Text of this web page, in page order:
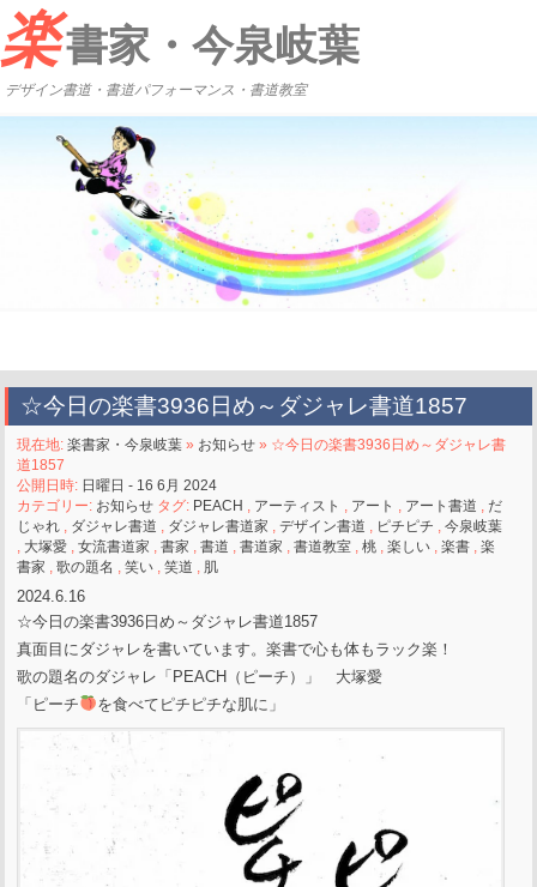
楽書家・今泉岐葉
デザイン書道・書道パフォーマンス・書道教室
☆今日の楽書3936日め～ダジャレ書道1857
現在地:楽書家・今泉岐葉 » お知らせ » ☆今日の楽書3936日め～ダジャレ書
道1857
公開日時: 日曜日 - 16 6月 2024
カテゴリー: お知らせ タグ: PEACH アーティスト アート アート書道
だ
じゃれ
ダジャレ書道 ダジャレ書道家 ,デザイン書道 ピチピチ ,今泉岐葉
大塚愛 ,女流書道家 ,書家 ,書道 ,書道家 ,書道教室 ,桃 ,楽しい ,楽書 ,楽
書家
,歌の題名 ,笑い ,笑道 肌
2024.6.16
☆今日の楽書3936日め～ダジャレ書道1857
真面目にダジャレを書いています。楽書で心も体もラック楽！
歌の題名のダジャレ「PEACH（ピーチ）」 大塚愛
「ピーチ
を食べてピチピチな肌に」